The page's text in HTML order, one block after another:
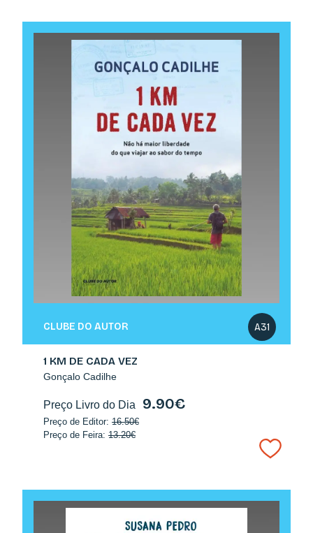
A31
CLUBE DO AUTOR
1 KM DE CADA VEZ
Gonçalo Cadilhe
Preço Livro do Dia 9.90€
Preço de Editor: 16.50€
Preço de Feira: 13.20€